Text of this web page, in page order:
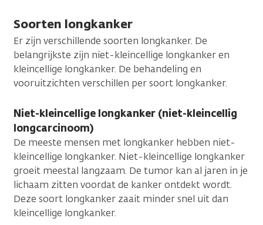
Soorten longkanker
Er zijn verschillende soorten longkanker. De
belangrijkste zijn niet-kleincellige longkanker en
kleincellige longkanker. De behandeling en
vooruitzichten verschillen per soort longkanker.
Niet-kleincellige longkanker (niet-kleincellig
longcarcinoom)
De meeste mensen met longkanker hebben niet-
kleincellige longkanker. Niet-kleincellige longkanker
groeit meestal langzaam. De tumor kan al jaren in je
lichaam zitten voordat de kanker ontdekt wordt.
Deze soort longkanker zaait minder snel uit dan
kleincellige longkanker.